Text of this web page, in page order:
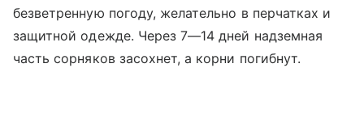
безветренную погоду, желательно в перчатках и
защитной одежде. Через 7—14 дней надземная
часть сорняков засохнет, а корни погибнут.